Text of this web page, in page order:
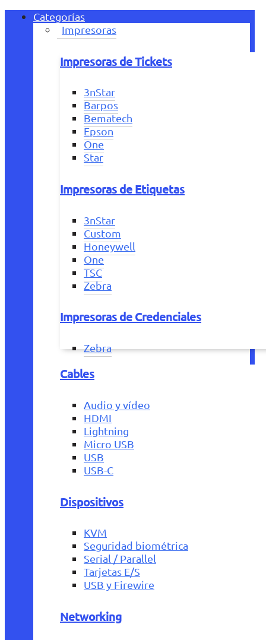
Categorías
Impresoras
Impresoras de Tickets
3nStar
Barpos
Bematech
Epson
One
Star
Impresoras de Etiquetas
3nStar
Custom
Honeywell
One
TSC
Zebra
Impresoras de Credenciales
Zebra
Cables
Audio y vídeo
HDMI
Lightning
Micro USB
USB
USB-C
Dispositivos
KVM
Seguridad biométrica
Serial / Parallel
Tarjetas E/S
USB y Firewire
Networking